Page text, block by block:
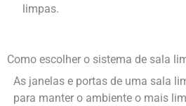
limpas.
Como escolher o sistema de sala
As janelas e portas de uma sala
para manter o ambiente o mais